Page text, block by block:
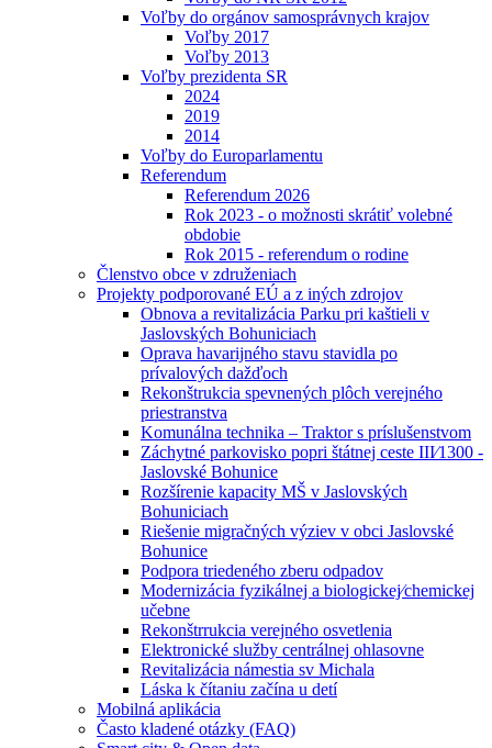
Voľby do orgánov samosprávnych krajov
Voľby 2017
Voľby 2013
Voľby prezidenta SR
2024
2019
2014
Voľby do Europarlamentu
Referendum
Referendum 2026
Rok 2023 - o možnosti skrátiť volebné
obdobie
Rok 2015 - referendum o rodine
Členstvo obce v združeniach
Projekty podporované EÚ a z iných zdrojov
Obnova a revitalizácia Parku pri kaštieli v
Jaslovských Bohuniciach
Oprava havarijného stavu stavidla po
prívalových dažďoch
Rekonštrukcia spevnených plôch verejného
priestranstva
Komunálna technika – Traktor s príslušenstvom
Záchytné parkovisko popri štátnej ceste III⁄1300 -
Jaslovské Bohunice
Rozšírenie kapacity MŠ v Jaslovských
Bohuniciach
Riešenie migračných výziev v obci Jaslovské
Bohunice
Podpora triedeného zberu odpadov
Modernizácia fyzikálnej a biologickej⁄chemickej
učebne
Rekonštrrukcia verejného osvetlenia
Elektronické služby centrálnej ohlasovne
Revitalizácia námestia sv Michala
Láska k čítaniu začína u detí
Mobilná aplikácia
Často kladené otázky (FAQ)